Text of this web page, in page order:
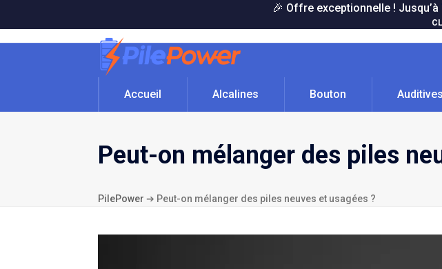
content
🎉 Offre exceptionnelle ! Jusqu’à
Accueil Alcalines Bouton Auditives
Peut-on mélanger des piles
PilePower ➔ Peut-on mélanger des piles neuves et usagées ?